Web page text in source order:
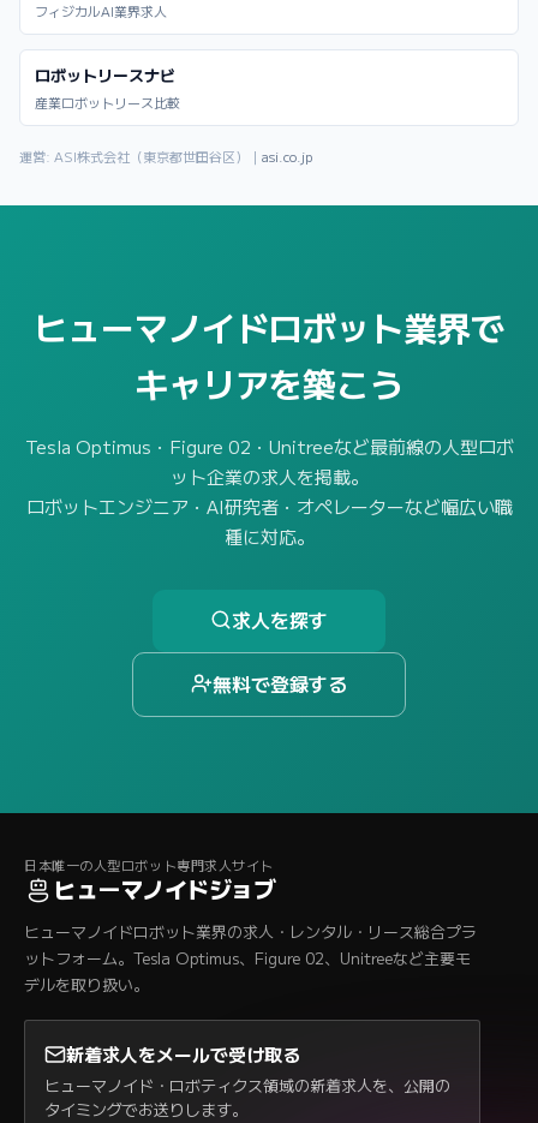
フィジカルAI業界求人
ロボットリースナビ
産業ロボットリース比較
運営: ASI株式会社（東京都世田谷区）｜ asi.co.jp
ヒューマノイドロボット業界で
キャリアを築こう
Tesla Optimus・Figure 02・Unitreeなど最前線の人型ロボ
ット企業の求人を掲載。
ロボットエンジニア・AI研究者・オペレーターなど幅広い職
種に対応。
求人を探す
無料で登録する
日本唯一の人型ロボット専門求人サイト
ヒューマノイドジョブ
ヒューマノイドロボット業界の求人・レンタル・リース総合プラ
ットフォーム。Tesla Optimus、Figure 02、Unitreeなど主要モ
デルを取り扱い。
新着求人をメールで受け取る
ヒューマノイド・ロボティクス領域の新着求人を、公開の
タイミングでお送りします。